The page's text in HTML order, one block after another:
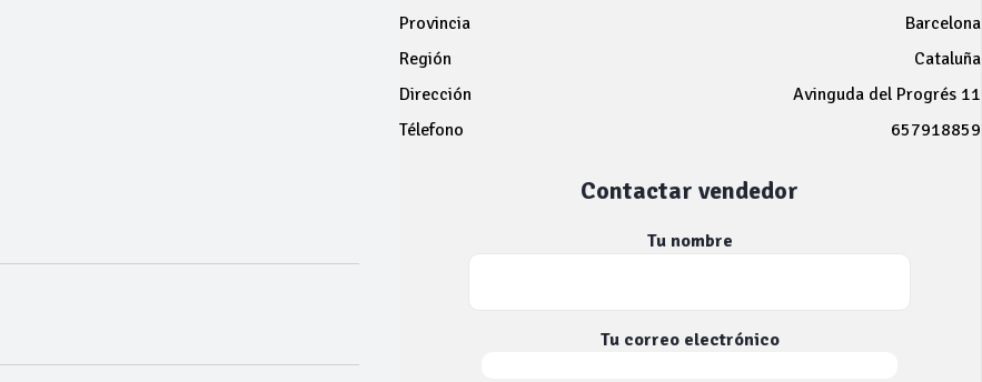
Provincia
Barcelona
Región
Cataluña
Dirección
Avinguda del Progrés 11
Télefono
657918859
Contactar vendedor
Tu nombre
Tu correo electrónico